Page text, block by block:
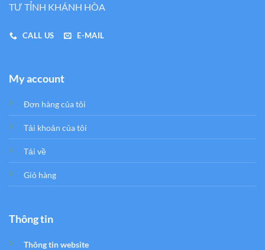
TƯ TỈNH KHÁNH HÒA
CALL US E-MAIL
My account
Đơn hàng của tôi
Tải khoản của tôi
Tải về
Giỏ hàng
Thông tin
Thông tin website